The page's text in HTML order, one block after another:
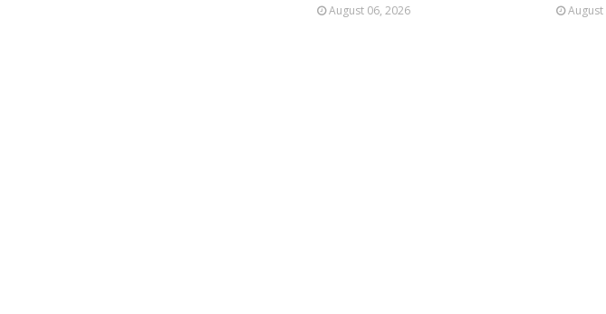
August 06, 2026 August